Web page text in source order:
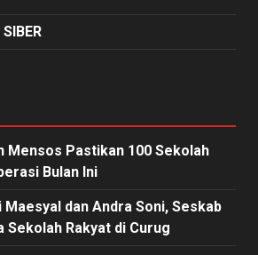
Mensos Pastikan 100 Sekolah
Bulan Ini
Maesyal dan Andra Soni, Seskab
Sekolah Rakyat di Curug